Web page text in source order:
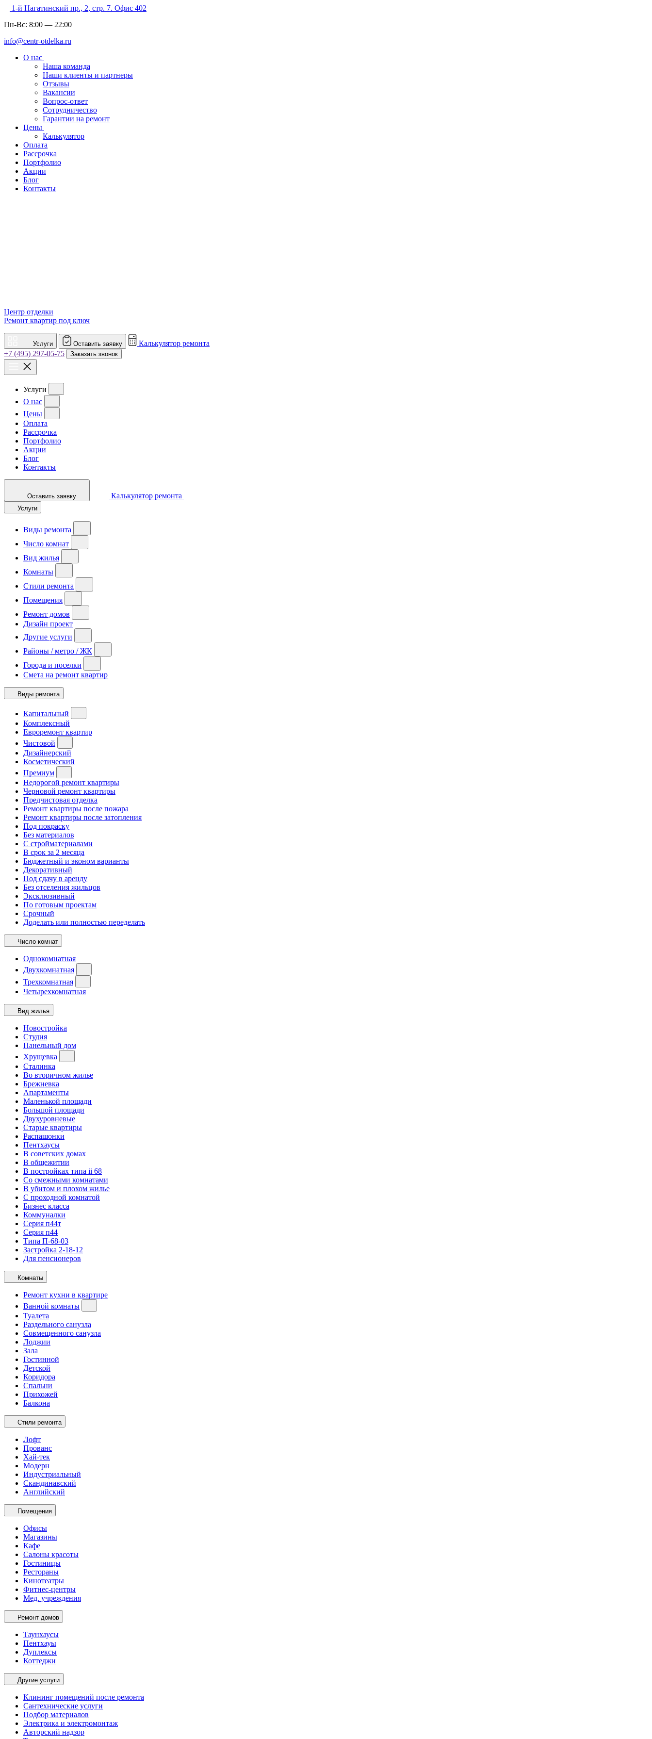
1-й Нагатинский пр., 2, стр. 7. Офис 402
Пн-Вс: 8:00 — 22:00
info@centr-otdelka.ru
О нас
Наша команда
Наши клиенты и партнеры
Отзывы
Вакансии
Вопрос-ответ
Сотрудничество
Гарантии на ремонт
Цены
Калькулятор
Оплата
Рассрочка
Портфолио
Акции
Блог
Контакты
Центр отделки
Ремонт квартир под ключ
Услуги Оставить заявку
Калькулятор ремонта
+7 (495) 297-05-75
Заказать звонок
Услуги
О нас
Цены
Оплата
Рассрочка
Портфолио
Акции
Блог
Контакты
Оставить заявку Калькулятор ремонта
Услуги
Виды ремонта
Число комнат
Вид жилья
Комнаты
Стили ремонта
Помещения
Ремонт домов
Дизайн проект
Другие услуги
Районы / метро / ЖК
Города и поселки
Смета на ремонт квартир
Виды ремонта
Капитальный
Комплексный
Евроремонт квартир
Чистовой
Дизайнерский
Косметический
Премиум
Недорогой ремонт квартиры
Черновой ремонт квартиры
Предчистовая отделка
Ремонт квартиры после пожара
Ремонт квартиры после затопления
Под покраску
Без материалов
С стройматериалами
В срок за 2 месяца
Бюджетный и эконом варианты
Декоративный
Под сдачу в аренду
Без отселения жильцов
Эксклюзивный
По готовым проектам
Срочный
Доделать или полностью переделать
Число комнат
Однокомнатная
Двухкомнатная
Трехкомнатная
Четырехкомнатная
Вид жилья
Новостройка
Студия
Панельный дом
Хрущевка
Сталинка
Во вторичном жилье
Брежневка
Апартаменты
Маленькой площади
Большой площади
Двухуровневые
Старые квартиры
Распашонки
Пентхаусы
В советских домах
В общежитии
В постройках типа ii 68
Со смежными комнатами
В убитом и плохом жилье
С проходной комнатой
Бизнес класса
Коммуналки
Серия п44т
Серия п44
Типа П-68-03
Застройка 2-18-12
Для пенсионеров
Комнаты
Ремонт кухни в квартире
Ванной комнаты
Туалета
Раздельного санузла
Совмещенного санузла
Лоджии
Зала
Гостинной
Детской
Коридора
Спальни
Прихожей
Балкона
Стили ремонта
Лофт
Прованс
Хай-тек
Модерн
Индустриальный
Скандинавский
Английский
Помещения
Офисы
Магазины
Кафе
Салоны красоты
Гостиницы
Рестораны
Кинотеатры
Фитнес-центры
Мед. учреждения
Ремонт домов
Таунхаусы
Пентхауы
Дуплексы
Коттеджи
Другие услуги
Клининг помещений после ремонта
Сантехнические услуги
Подбор материалов
Электрика и электромонтаж
Авторский надзор